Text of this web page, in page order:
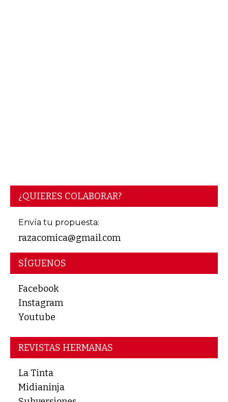
¿QUIERES COLABORAR?
Envía tu propuesta:
razacomica@gmail.com
SÍGUENOS
Facebook
Instagram
Youtube
REVISTAS HERMANAS
La Tinta
Midianinja